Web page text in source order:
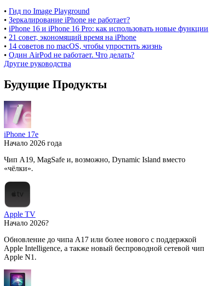
• Гид по Image Playground
• Зеркалирование iPhone не работает?
• iPhone 16 и iPhone 16 Pro: как использовать новые функции
• 21 совет, экономящий время на iPhone
• 14 советов по macOS, чтобы упростить жизнь
• Один AirPod не работает. Что делать?
Другие руководства
Будущие Продукты
iPhone 17e
Начало 2026 года
Чип A19, MagSafe и, возможно, Dynamic Island вместо
«чёлки».
Apple TV
Начало 2026?
Обновление до чипа A17 или более нового с поддержкой
Apple Intelligence, а также новый беспроводной сетевой чип
Apple N1.